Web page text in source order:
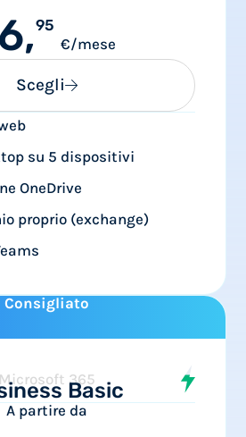
95
€/mese
Scegli
su 5 dispositivi
OneDrive
proprio (exchange)
Consigliato
Microsoft 365Basic
A partire da